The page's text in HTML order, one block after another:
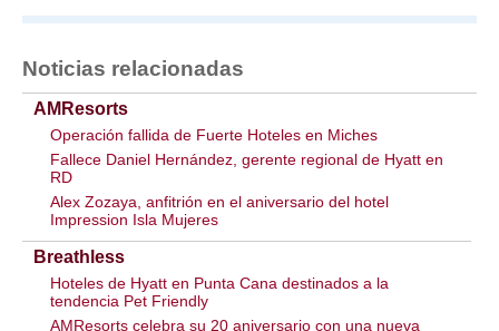
Noticias relacionadas
AMResorts
Operación fallida de Fuerte Hoteles en Miches
Fallece Daniel Hernández, gerente regional de Hyatt en
RD
Alex Zozaya, anfitrión en el aniversario del hotel
Impression Isla Mujeres
Breathless
Hoteles de Hyatt en Punta Cana destinados a la
tendencia Pet Friendly
AMResorts celebra su 20 aniversario con una nueva